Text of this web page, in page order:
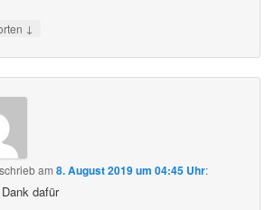
↓
schriebam8. August 2019 um 04:45 Uhr:
dafür